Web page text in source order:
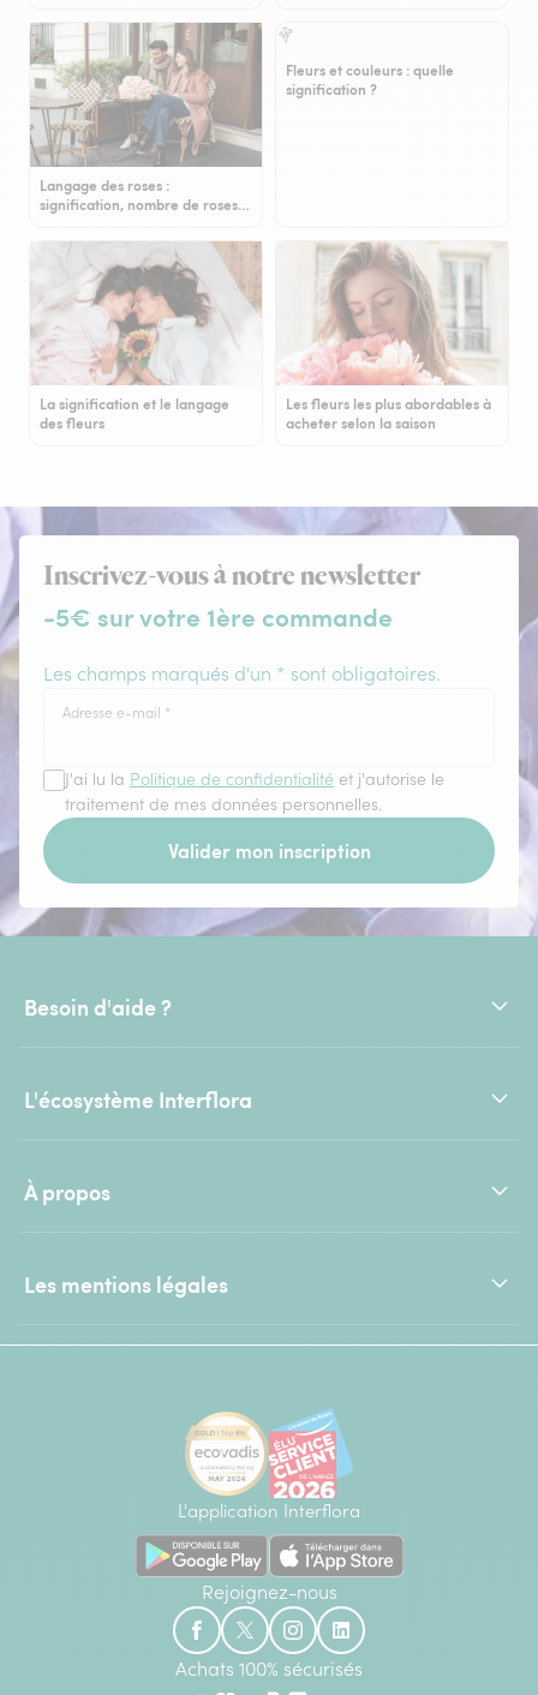
Langage des roses :
signification, nombre de roses…
Fleurs et couleurs : quelle
signification ?
La signification et le langage
des fleurs
Les fleurs les plus abordables à
acheter selon la saison
Inscrivez-vous à notre newsletter
-5€ sur votre 1ère commande
Les champs marqués d'un * sont obligatoires.
Adresse e-mail *
J'ai lu la Politique de confidentialité et j'autorise le
traitement de mes données personnelles.
Valider mon inscription
Besoin d'aide ?
L'écosystème Interflora
À propos
Les mentions légales
L'application Interflora
Rejoignez-nous
Achats 100% sécurisés